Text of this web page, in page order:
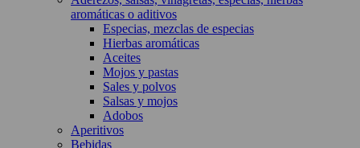
aromáticas o aditivos
Especias, mezclas de especias
Hierbas aromáticas
Aceites
Mojos y pastas
Sales y polvos
Salsas y mojos
Adobos
Aperitivos
Bebidas